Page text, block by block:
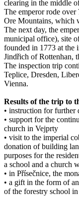
clearing in the middle
The emperor rode
Ore Mountains, which
The next day, the
municipal office), site
founded in 1773 at the
Jindřich of Rottenhan,
The inspection trip
Teplice, Dresden,
Vienna.
Results of the trip to
• instruction for
• support for the
church in Vejprty
• visit to the imperial
donation of building
purposes for the
a school and a church
• in Přísečnice, the
• a gift in the form of
of the forestry school